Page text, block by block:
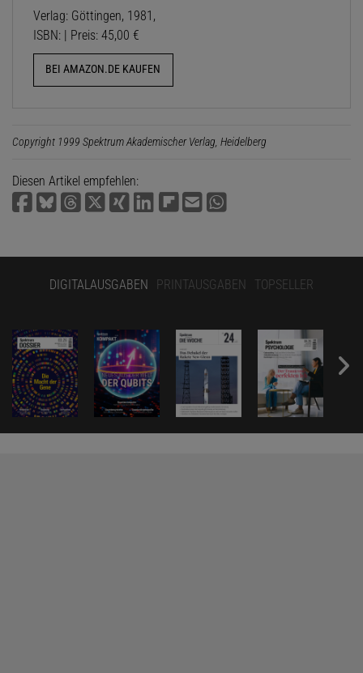
Verlag: Göttingen, 1981,
ISBN: | Preis: 45,00 €
BEI AMAZON.DE KAUFEN
Copyright 1999 Spektrum Akademischer Verlag, Heidelberg
Diesen Artikel empfehlen:
DIGITALAUSGABEN PRINTAUSGABEN TOPSELLER